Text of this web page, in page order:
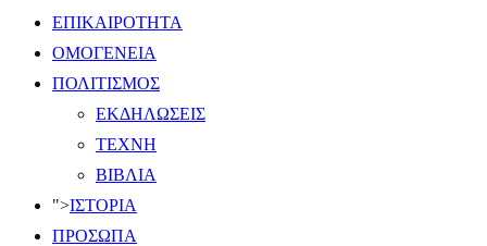
ΕΠΙΚΑΙΡΟΤΗΤΑ
ΟΜΟΓΕΝΕΙΑ
ΠΟΛΙΤΙΣΜΟΣ
ΕΚΔΗΛΩΣΕΙΣ
ΤΕΧΝΗ
ΒΙΒΛΙΑ
">ΙΣΤΟΡΙΑ
ΠΡΟΣΩΠΑ